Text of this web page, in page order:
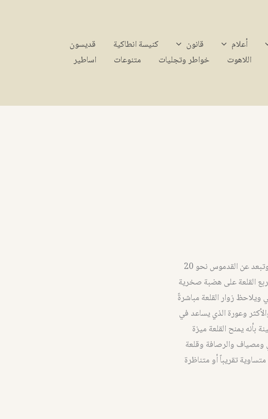
أعلام قانون كنيسة انطاكية
قديسون
اللاهوت خواطر وتجليات متنوعات اساطير
تقع قلعة الكهف في محافظة طرطوس وهي من القلاع الأثرية المهمة وتبعد عن القدموس نحو 20
الجهة الشمالية وتتربع القلعة على هضبة صخرية
زوار القلعة مباشرةً
وعورة الذي يساعد في
بأنه يمنح القلعة ميزة
ومصياف والرصافة وقلعة
تقريباً أو متناظرة